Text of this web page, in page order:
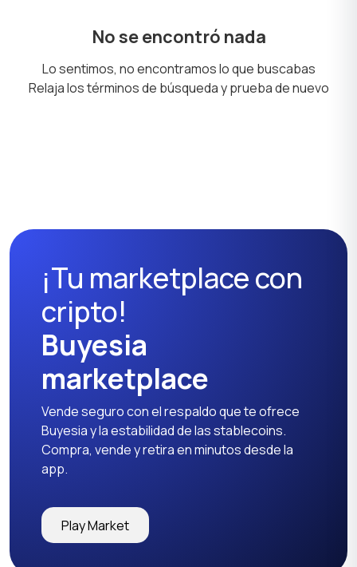
No se encontró nada
Lo sentimos, no encontramos lo que buscabas
Relaja los términos de búsqueda y prueba de nuevo
¡Tu marketplace con
cripto!
Buyesia
marketplace
Vende seguro con el respaldo que te ofrece
Buyesia y la estabilidad de las stablecoins.
Compra, vende y retira en minutos desde la
app.
Play Market